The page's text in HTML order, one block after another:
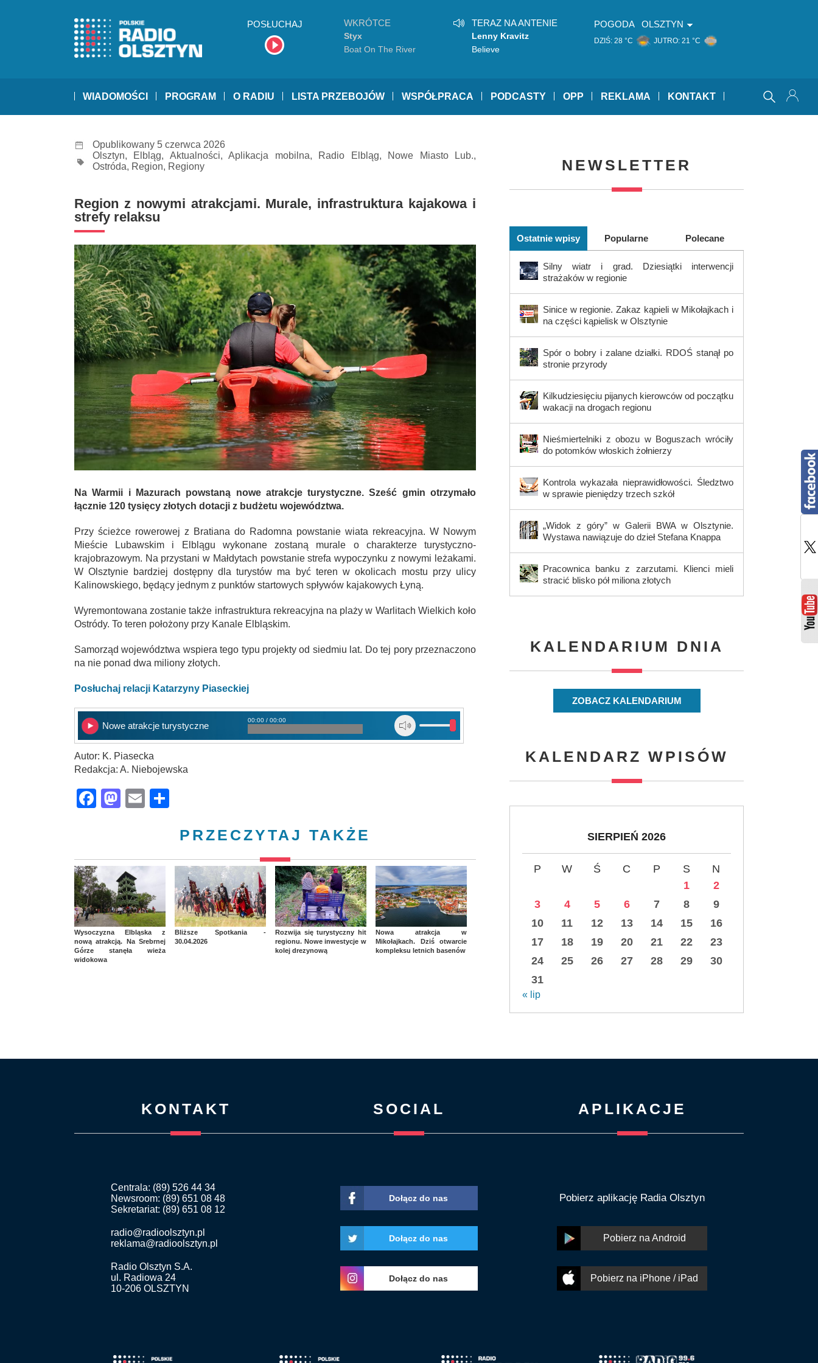
POSŁUCHAJ WKRÓTCE
Styx
Boat On The River
TERAZ NA ANTENIE
Lenny Kravitz
Believe
POGODA OLSZTYN
DZIŚ: 28 °C JUTRO: 21 °C
WIADOMOŚCI PROGRAM O RADIU LISTA PRZEBOJÓW WSPÓŁPRACA PODCASTY OPP REKLAMA KONTAKT
Opublikowany 5 czerwca 2026
Olsztyn, Elbląg, Aktualności,Aplikacja mobilna, Radio Elbląg, Nowe Miasto Lub.,
Ostróda, Region, Regiony
Region z nowymi atrakcjami. Murale, infrastruktura kajakowa i
strefy relaksu
Na Warmii i Mazurach powstaną nowe atrakcje turystyczne. Sześć gmin otrzymało
łącznie 120 tysięcy złotych dotacji z budżetu województwa.
Przy ścieżce rowerowej z Bratiana do Radomna powstanie wiata rekreacyjna. W Nowym
Mieście Lubawskim i Elblągu wykonane zostaną murale o charakterze turystyczno-
krajobrazowym. Na przystani w Małdytach powstanie strefa wypoczynku z nowymi leżakami.
W Olsztynie bardziej dostępny dla turystów ma być teren w okolicach mostu przy ulicy
Kalinowskiego, będący jednym z punktów startowych spływów kajakowych Łyną.
Wyremontowana zostanie także infrastruktura rekreacyjna na plaży w Warlitach Wielkich koło
Ostródy. To teren położony przy Kanale Elbląskim.
Samorząd województwa wspiera tego typu projekty od siedmiu lat. Do tej pory przeznaczono
na nie ponad dwa miliony złotych.
Posłuchaj relacji Katarzyny Piaseckiej
Nowe atrakcje turystyczne
00:00 / 00:00
Autor: K. Piasecka
Redakcja: A. Niebojewska
Facebook
Mastodon
Email
PRZECZYTAJ TAKŻE
Wysoczyzna Elbląska z
nową atrakcją. Na Srebrnej
Górze stanęła wieża
widokowa
Bliższe Spotkania -
30.04.2026
Rozwija się turystyczny hit
regionu. Nowe inwestycje w
kolej drezynową
Nowa atrakcja w
Mikołajkach. Dziś otwarcie
kompleksu letnich basenów
NEWSLETTER
Ostatnie wpisy Popularne Polecane
Silny wiatr i grad. Dziesiątki interwencji
strażaków w regionie
Sinice w regionie. Zakaz kąpieli w Mikołajkach i
na części kąpielisk w Olsztynie
Spór o bobry i zalane działki. RDOŚ stanął po
stronie przyrody
Kilkudziesięciu pijanych kierowców od początku
wakacji na drogach regionu
Nieśmiertelniki z obozu w Boguszach wróciły
do potomków włoskich żołnierzy
Kontrola wykazała nieprawidłowości. Śledztwo
w sprawie pieniędzy trzech szkół
„Widok z góry” w Galerii BWA w Olsztynie.
Wystawa nawiązuje do dzieł Stefana Knappa
Pracownica banku z zarzutami. Klienci mieli
stracić blisko pół miliona złotych
KALENDARIUM DNIA
ZOBACZ KALENDARIUM
KALENDARZ WPISÓW
SIERPIEŃ 2026
P W Ś C P S
N
1
2
3
4 5 6 7 8
9
10
11 12 13 14 15
16
17
18 19 20 21 22
23
24
25 26 27 28 29
30
31
« lip
KONTAKT
Centrala: (89) 526 44 34
Newsroom: (89) 651 08 48
Sekretariat: (89) 651 08 12
radio@radioolsztyn.pl
reklama@radioolsztyn.pl
Radio Olsztyn S.A.
ul. Radiowa 24
10-206 OLSZTYN
SOCIAL
Dołącz do nas
Dołącz do nas
Dołącz do nas
APLIKACJE
Pobierz aplikację Radia Olsztyn
Pobierz na Android
Pobierz na iPhone / iPad